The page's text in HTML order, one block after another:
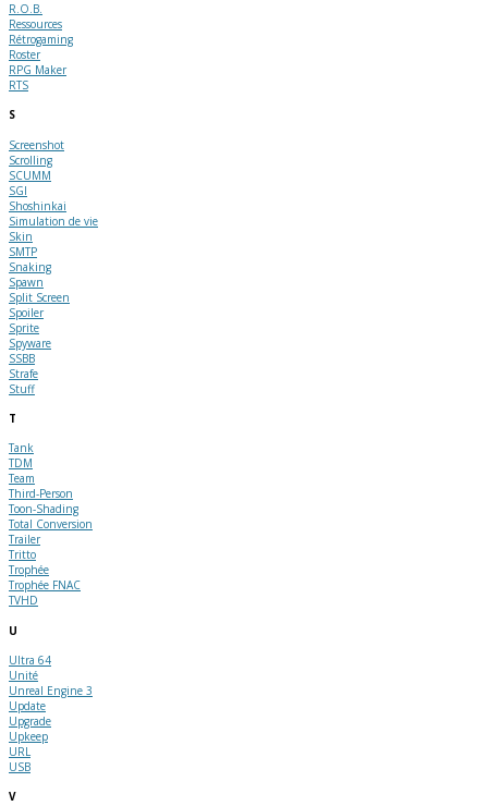
R.O.B.
Ressources
Rétrogaming
Roster
RPG Maker
RTS
S
Screenshot
Scrolling
SCUMM
SGI
Shoshinkai
Simulation de vie
Skin
SMTP
Snaking
Spawn
Split Screen
Spoiler
Sprite
Spyware
SSBB
Strafe
Stuff
T
Tank
TDM
Team
Third-Person
Toon-Shading
Total Conversion
Trailer
Tritto
Trophée
Trophée FNAC
TVHD
U
Ultra 64
Unité
Unreal Engine 3
Update
Upgrade
Upkeep
URL
USB
V